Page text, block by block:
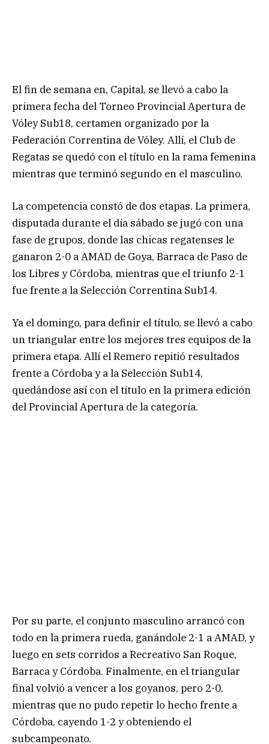
El fin de semana en, Capital, se llevó a cabo la
primera fecha del Torneo Provincial Apertura de
Vóley Sub18, certamen organizado por la
Federación Correntina de Vóley. Allí, el Club de
Regatas se quedó con el título en la rama femenina
mientras que terminó segundo en el masculino.
La competencia constó de dos etapas. La primera,
disputada durante el día sábado se jugó con una
fase de grupos, donde las chicas regatenses le
ganaron 2-0 a AMAD de Goya, Barraca de Paso de
los Libres y Córdoba, mientras que el triunfo 2-1
fue frente a la Selección Correntina Sub14.
Ya el domingo, para definir el título, se llevó a cabo
un triangular entre los mejores tres equipos de la
primera etapa. Allí el Remero repitió resultados
frente a Córdoba y a la Selección Sub14,
quedándose así con el título en la primera edición
del Provincial Apertura de la categoría.
Por su parte, el conjunto masculino arrancó con
todo en la primera rueda, ganándole 2-1 a AMAD, y
luego en sets corridos a Recreativo San Roque,
Barraca y Córdoba. Finalmente, en el triangular
final volvió a vencer a los goyanos, pero 2-0,
mientras que no pudo repetir lo hecho frente a
Córdoba, cayendo 1-2 y obteniendo el
subcampeonato.